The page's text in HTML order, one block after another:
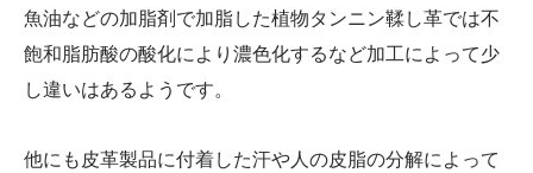
魚油などの加脂剤で加脂した植物タンニン鞣し革では不
飽和脂肪酸の酸化により濃色化するなど加工によって少
し違いはあるようです。
他にも皮革製品に付着した汗や人の皮脂の分解によって